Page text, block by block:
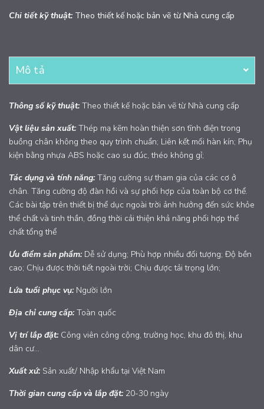
Chi tiết kỹ thuật:Theo thiết kế hoặc bản vẽ từ Nhà cung cấp
Mô tả
Thông số kỹ thuật:Theo thiết kế hoặc bản vẽ từ Nhà cung cấp
Vật liệu sản xuất:Thép mạ kẽm hoàn thiện sơn tĩnh điện trong
buồng chân không theo quy trình chuẩn; Liên kết mối hàn kín; Phụ
kiện bằng nhựa ABS hoặc cao su đúc, théo không gỉ;
Tác dụng và tính năng:Tăng cường sự tham gia của các cơ ở
chân. Tăng cường độ đàn hồi và sự phối hợp của toàn bộ cơ thể.
Các bài tập trên thiết bị thể dục ngoài trời ảnh hưởng đến sức khỏe
thể chất và tinh thần, đồng thời cải thiện khả năng phối hợp thể
chất tổng thể
Ưu điểm sản phẩm:Dễ sử dụng; Phù hợp nhiều đối tượng; Độ bền
cao; Chịu được thời tiết ngoài trời; Chịu được tải trọng lớn;
Lứa tuổi phục vụ:Người lớn
Địa chỉ cung cấp:Toàn quốc
Vị trí lắp đặt:Công viên công cộng, trường học, khu đô thị, khu
dân cư...
Xuất xứ:Sản xuất/ Nhập khẩu tại Việt Nam
Thời gian cung cấp và lắp đặt: 20-30 ngày